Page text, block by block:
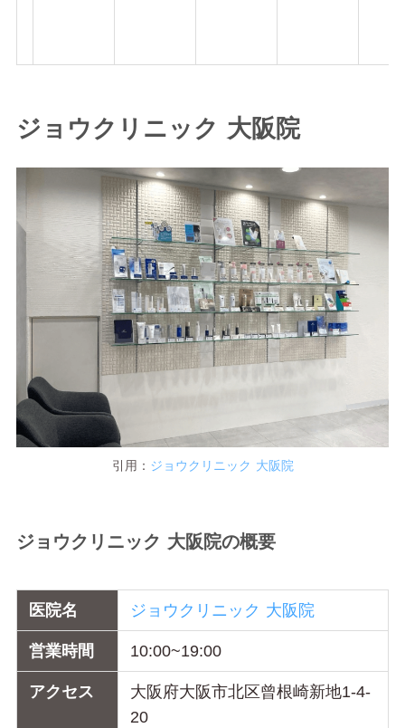
ジョウクリニック 大阪院
引用： ジョウクリニック 大阪院​
ジョウクリニック 大阪院の概要
医院名 ジョウクリニック 大阪院
営業時間 10:00~19:00
アクセス
大阪府大阪市北区曾根崎新地1-4-
20